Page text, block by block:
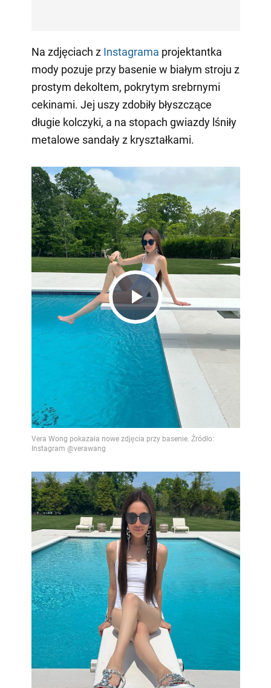
Na zdjęciach z Instagrama projektantka
mody pozuje przy basenie w białym stroju z
prostym dekoltem, pokrytym srebrnymi
cekinami. Jej uszy zdobiły błyszczące
długie kolczyki, a na stopach gwiazdy lśniły
metalowe sandały z kryształkami.
Play
Video